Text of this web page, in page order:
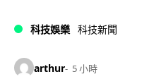
科技娛樂 科技新聞
arthur 5 小時